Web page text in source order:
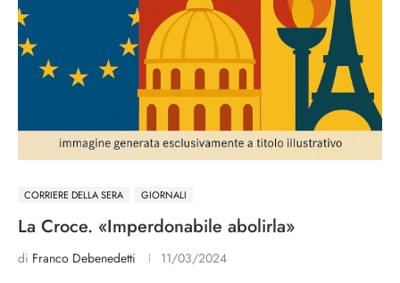
CORRIERE DELLA SERA GIORNALI
La Croce. «Imperdonabile abolirla»
di Franco Debenedetti 11/03/2024